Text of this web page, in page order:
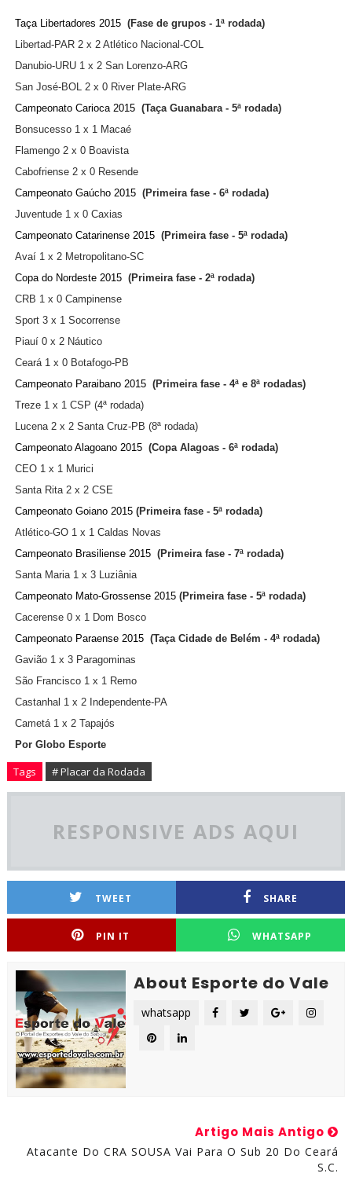
Taça Libertadores 2015 (Fase de grupos - 1ª rodada)
Libertad-PAR 2 x 2 Atlético Nacional-COL
Danubio-URU 1 x 2 San Lorenzo-ARG
San José-BOL 2 x 0 River Plate-ARG
Campeonato Carioca 2015 (Taça Guanabara - 5ª rodada)
Bonsucesso 1 x 1 Macaé
Flamengo 2 x 0 Boavista
Cabofriense 2 x 0 Resende
Campeonato Gaúcho 2015 (Primeira fase - 6ª rodada)
Juventude 1 x 0 Caxias
Campeonato Catarinense 2015 (Primeira fase - 5ª rodada)
Avaí 1 x 2 Metropolitano-SC
Copa do Nordeste 2015 (Primeira fase - 2ª rodada)
CRB 1 x 0 Campinense
Sport 3 x 1 Socorrense
Piauí 0 x 2 Náutico
Ceará 1 x 0 Botafogo-PB
Campeonato Paraibano 2015 (Primeira fase - 4ª e 8ª rodadas)
Treze 1 x 1 CSP (4ª rodada)
Lucena 2 x 2 Santa Cruz-PB (8ª rodada)
Campeonato Alagoano 2015 (Copa Alagoas - 6ª rodada)
CEO 1 x 1 Murici
Santa Rita 2 x 2 CSE
Campeonato Goiano 2015 (Primeira fase - 5ª rodada)
Atlético-GO 1 x 1 Caldas Novas
Campeonato Brasiliense 2015 (Primeira fase - 7ª rodada)
Santa Maria 1 x 3 Luziânia
Campeonato Mato-Grossense 2015 (Primeira fase - 5ª rodada)
Cacerense 0 x 1 Dom Bosco
Campeonato Paraense 2015 (Taça Cidade de Belém - 4ª rodada)
Gavião 1 x 3 Paragominas
São Francisco 1 x 1 Remo
Castanhal 1 x 2 Independente-PA
Cametá 1 x 2 Tapajós
Por Globo Esporte
Tags # Placar da Rodada
RESPONSIVE ADS AQUI
TWEET SHARE
PIN IT WHATSAPP
About Esporte do Vale
whatsapp
Artigo Mais Antigo
Atacante Do CRA SOUSA Vai Para O Sub 20 Do Ceará
S.C.